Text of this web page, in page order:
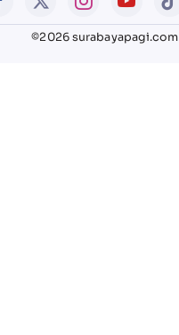
©2026 surabayapagi.com